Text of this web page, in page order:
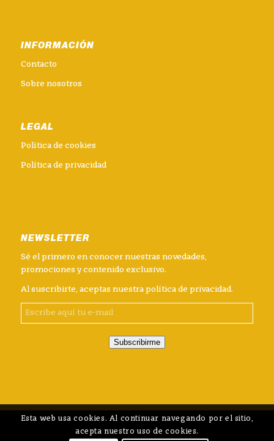
INFORMACIÓN
Contacto
Sobre nosotros
LEGAL
Política de cookies
Política de privacidad
NEWSLETTER
Sé el primero en conocer nuestras novedades,
promociones y contenido exclusivo.
Al suscribirte, aceptas nuestra política de privacidad.
Subscribirme
Esta web usa cookies. Al continuar navegando por el sitio,
acepta nuestro uso de cookies.